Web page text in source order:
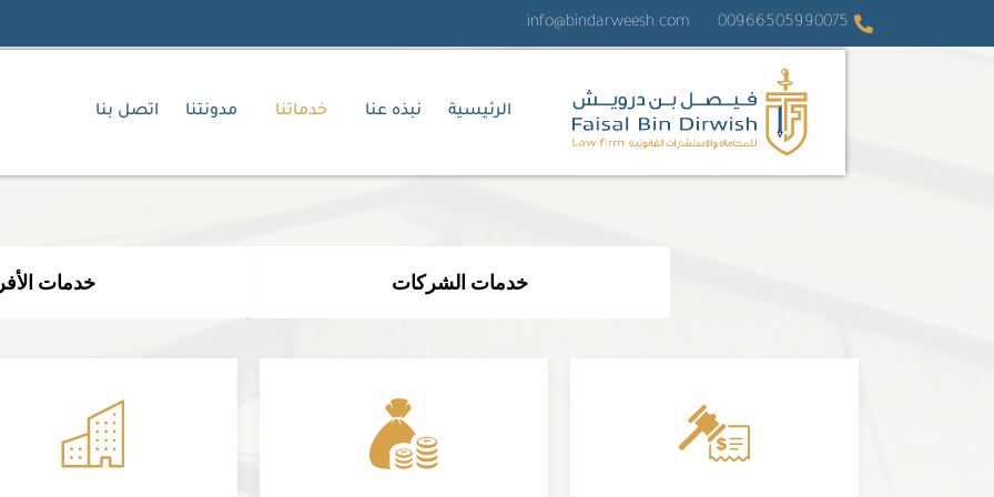
إلى
00966505990075
info@bindarweesh.com
الرئيسية نبذه عنا خدماتنا مدونتنا اتصل بنا
خدمات الشركات خدمات